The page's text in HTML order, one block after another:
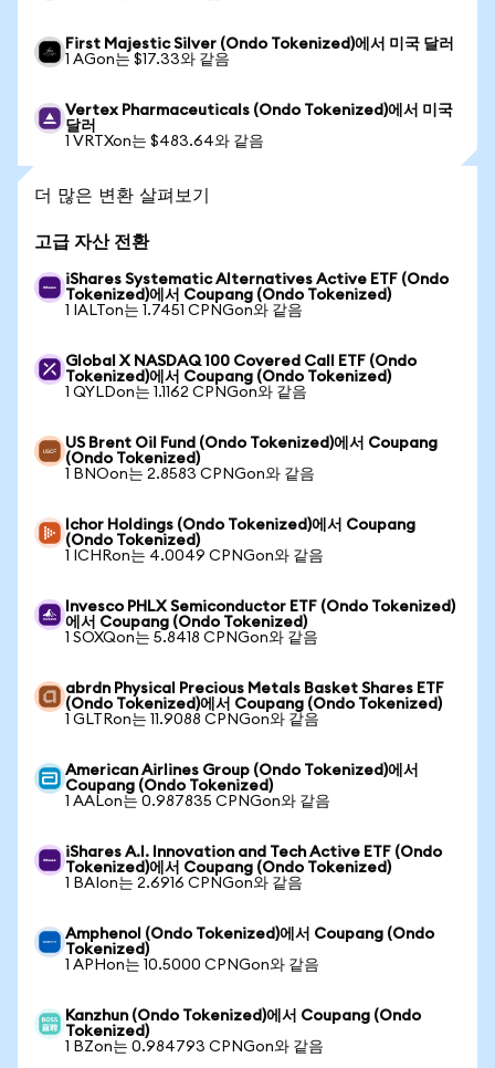
First Majestic Silver (Ondo Tokenized)에서 미국 달러
1 AGon는 $17.33와 같음
Vertex Pharmaceuticals (Ondo Tokenized)에서 미국
달러
1 VRTXon는 $483.64와 같음
더 많은 변환 살펴보기
고급 자산 전환
iShares Systematic Alternatives Active ETF (Ondo
Tokenized)에서 Coupang (Ondo Tokenized)
1 IALTon는 1.7451 CPNGon와 같음
Global X NASDAQ 100 Covered Call ETF (Ondo
Tokenized)에서 Coupang (Ondo Tokenized)
1 QYLDon는 1.1162 CPNGon와 같음
US Brent Oil Fund (Ondo Tokenized)에서 Coupang
(Ondo Tokenized)
1 BNOon는 2.8583 CPNGon와 같음
Ichor Holdings (Ondo Tokenized)에서 Coupang
(Ondo Tokenized)
1 ICHRon는 4.0049 CPNGon와 같음
Invesco PHLX Semiconductor ETF (Ondo Tokenized)
에서 Coupang (Ondo Tokenized)
1 SOXQon는 5.8418 CPNGon와 같음
abrdn Physical Precious Metals Basket Shares ETF
(Ondo Tokenized)에서 Coupang (Ondo Tokenized)
1 GLTRon는 11.9088 CPNGon와 같음
American Airlines Group (Ondo Tokenized)에서
Coupang (Ondo Tokenized)
1 AALon는 0.987835 CPNGon와 같음
iShares A.I. Innovation and Tech Active ETF (Ondo
Tokenized)에서 Coupang (Ondo Tokenized)
1 BAIon는 2.6916 CPNGon와 같음
Amphenol (Ondo Tokenized)에서 Coupang (Ondo
Tokenized)
1 APHon는 10.5000 CPNGon와 같음
Kanzhun (Ondo Tokenized)에서 Coupang (Ondo
Tokenized)
1 BZon는 0.984793 CPNGon와 같음